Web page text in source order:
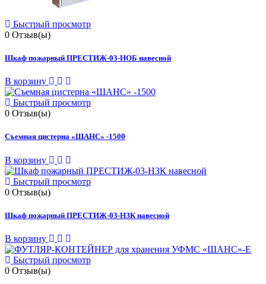
Быстрый просмотр
0 Отзыв(ы)
Шкаф пожарный ПРЕСТИЖ-03-НОБ навесной
В корзину
Быстрый просмотр
0 Отзыв(ы)
Съемная цистерна «ШАНС» -1500
В корзину
Быстрый просмотр
0 Отзыв(ы)
Шкаф пожарный ПРЕСТИЖ-03-НЗК навесной
В корзину
Быстрый просмотр
0 Отзыв(ы)